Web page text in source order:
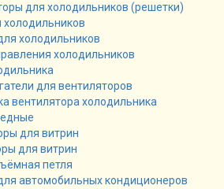
для холодильников (решетки)
холодильников
холодильников
для вентиляторов
вентилятора холодильника
для витрин
для витрин
петля
автомобильных кондиционеров